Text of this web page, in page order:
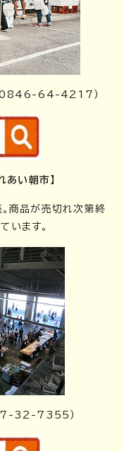
（0846-64-4217）
い朝市】
。商品が売切れ次第終
います。
32-7355）